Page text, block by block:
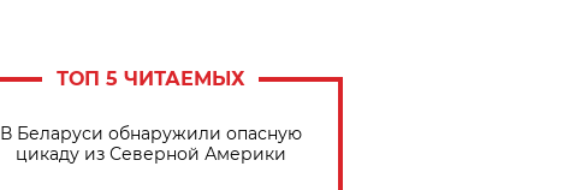
ТОП 5 ЧИТАЕМЫХ
В Беларуси обнаружили опасную
цикаду из Северной Америки